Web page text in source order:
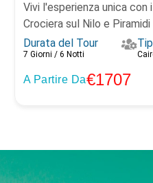
Vivi l'esperienza unica
Crociera sul Nilo e Piramidi
Durata del Tour
7 Giorni / 6 Notti
A Partire Da€1707